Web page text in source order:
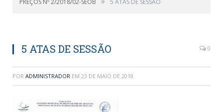
PREÇOS Nº 2/2018/02-SEOB
5 ATAS DE SESSÃO
5 ATAS DE SESSÃO 0
POR ADMINISTRADOR EM 23 DE MAIO DE 2018